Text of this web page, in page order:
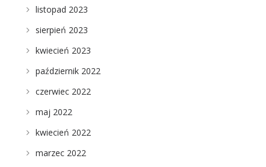
listopad 2023
sierpień 2023
kwiecień 2023
październik 2022
czerwiec 2022
maj 2022
kwiecień 2022
marzec 2022